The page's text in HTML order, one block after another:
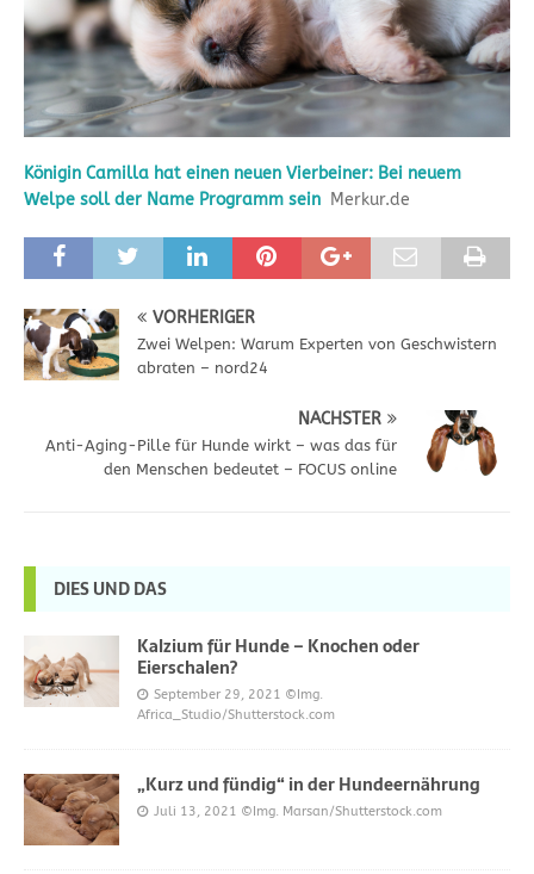
Königin Camilla hat einen neuen Vierbeiner: Bei neuem
Welpe soll der Name Programm sein Merkur.de
VORHERIGER
Zwei Welpen: Warum Experten von Geschwistern
abraten – nord24
NÄCHSTER
Anti-Aging-Pille für Hunde wirkt – was das für
den Menschen bedeutet – FOCUS online
DIES UND DAS
Kalzium für Hunde – Knochen oder
Eierschalen?
September 29, 2021 ©Img.
Africa_Studio/Shutterstock.com
„Kurz und fündig“ in der Hundeernährung
Juli 13, 2021 ©Img. Marsan/Shutterstock.com